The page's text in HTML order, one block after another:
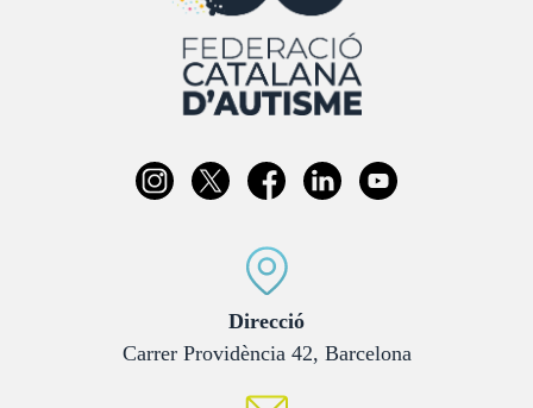
Direcció:
Carrer Providència 42, Barcelona